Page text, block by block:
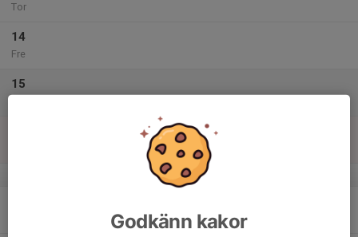
Tor
14
Fre
15
v.34
Godkänn kakor